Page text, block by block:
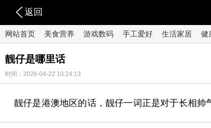
返回
网站首页 美食营养 游戏数码 手工爱好 生活家居 健
靓仔是哪里话
时间：2026-04-22 10:24:13
靓仔是港澳地区的话，靓仔一词正是对于长相帅